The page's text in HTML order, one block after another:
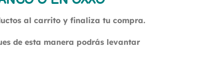
al carrito y finaliza tu compra.
de esta manera podrás levantar